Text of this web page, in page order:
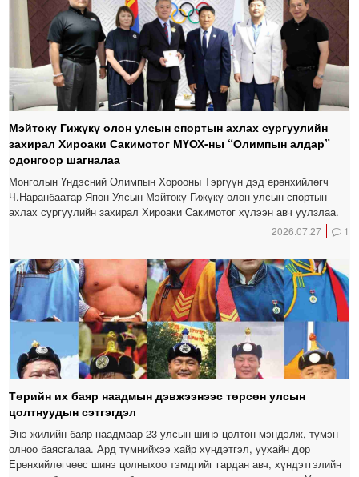
Мэйтокү Гижүкү олон улсын спортын ахлах сургуулийн
захирал Хироаки Сакимотог МҮОХ-ны “Олимпын алдар”
одонгоор шагналаа
Монголын Үндэсний Олимпын Хорооны Тэргүүн дэд ерөнхийлөгч
Ч.Наранбаатар Япон Улсын Мэйтокү Гижүкү олон улсын спортын
ахлах сургуулийн захирал Хироаки Сакимотог хүлээн авч уулзлаа.
2026.07.27 1
Төрийн их баяр наадмын дэвжээнээс төрсөн улсын
цолтнуудын сэтгэгдэл
Энэ жилийн баяр наадмаар 23 улсын шинэ цолтон мэндэлж, түмэн
олноо баясгалаа. Ард түмнийхээ хайр хүндэтгэл, уухайн дор
Ерөнхийлөгчөөс шинэ цолныхоо тэмдгийг гардан авч, хүндэтгэлийн